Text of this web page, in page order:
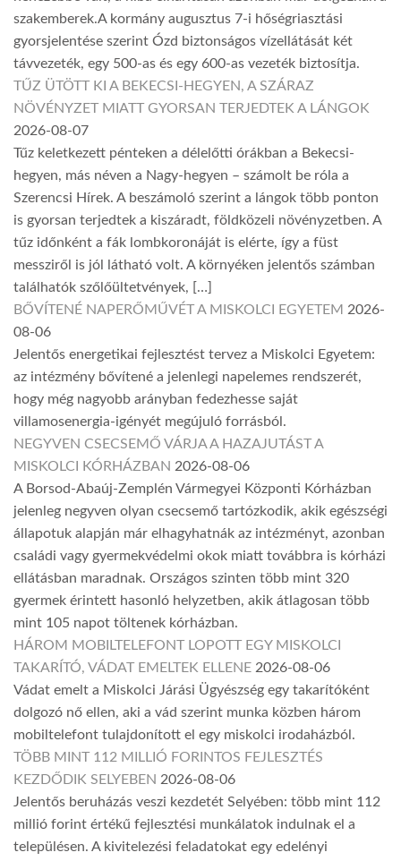
szakemberek.A kormány augusztus 7-i hőségriasztási
gyorsjelentése szerint Ózd biztonságos vízellátását két
távvezeték, egy 500-as és egy 600-as vezeték biztosítja.
TŰZ ÜTÖTT KI A BEKECSI-HEGYEN, A SZÁRAZ
NÖVÉNYZET MIATT GYORSAN TERJEDTEK A LÁNGOK
2026-08-07
Tűz keletkezett pénteken a délelőtti órákban a Bekecsi-
hegyen, más néven a Nagy-hegyen – számolt be róla a
Szerencsi Hírek. A beszámoló szerint a lángok több ponton
is gyorsan terjedtek a kiszáradt, földközeli növényzetben. A
tűz időnként a fák lombkoronáját is elérte, így a füst
messziről is jól látható volt. A környéken jelentős számban
találhatók szőlőültetvények, […]
BŐVÍTENÉ NAPERŐMŰVÉT A MISKOLCI EGYETEM 2026-
08-06
Jelentős energetikai fejlesztést tervez a Miskolci Egyetem:
az intézmény bővítené a jelenlegi napelemes rendszerét,
hogy még nagyobb arányban fedezhesse saját
villamosenergia-igényét megújuló forrásból.
NEGYVEN CSECSEMŐ VÁRJA A HAZAJUTÁST A
MISKOLCI KÓRHÁZBAN 2026-08-06
A Borsod-Abaúj-Zemplén Vármegyei Központi Kórházban
jelenleg negyven olyan csecsemő tartózkodik, akik egészségi
állapotuk alapján már elhagyhatnák az intézményt, azonban
családi vagy gyermekvédelmi okok miatt továbbra is kórházi
ellátásban maradnak. Országos szinten több mint 320
gyermek érintett hasonló helyzetben, akik átlagosan több
mint 105 napot töltenek kórházban.
HÁROM MOBILTELEFONT LOPOTT EGY MISKOLCI
TAKARÍTÓ, VÁDAT EMELTEK ELLENE 2026-08-06
Vádat emelt a Miskolci Járási Ügyészség egy takarítóként
dolgozó nő ellen, aki a vád szerint munka közben három
mobiltelefont tulajdonított el egy miskolci irodaházból.
TÖBB MINT 112 MILLIÓ FORINTOS FEJLESZTÉS
KEZDŐDIK SELYEBEN 2026-08-06
Jelentős beruházás veszi kezdetét Selyében: több mint 112
millió forint értékű fejlesztési munkálatok indulnak el a
településen. A kivitelezési feladatokat egy edelényi